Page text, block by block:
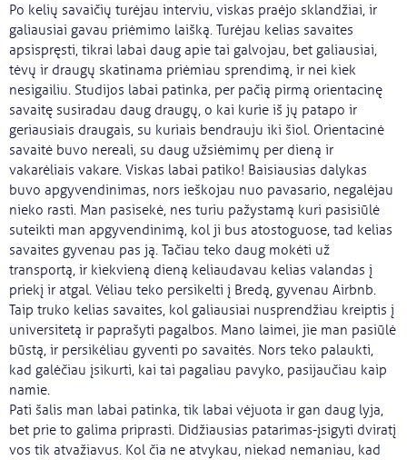
Po kelių savaičių turėjau interviu, viskas praėjo sklandžiai, ir
galiausiai gavau priėmimo laišką. Turėjau kelias savaites
apsispręsti, tikrai labai daug apie tai galvojau, bet galiausiai,
tėvų ir draugų skatinama priėmiau sprendimą, ir nei kiek
nesigailiu. Studijos labai patinka, per pačią pirmą orientacinę
savaitę susiradau daug draugų, o kai kurie iš jų patapo ir
geriausiais draugais, su kuriais bendrauju iki šiol. Orientacinė
savaitė buvo nereali, su daug užsiėmimų per dieną ir
vakarėliais vakare. Viskas labai patiko! Baisiausias dalykas
buvo apgyvendinimas, nors ieškojau nuo pavasario, negalėjau
nieko rasti. Man pasisekė, nes turiu pažystamą kuri pasisiūlė
suteikti man apgyvendinimą, kol ji bus atostoguose, tad kelias
savaites gyvenau pas ją. Tačiau teko daug mokėti už
transportą, ir kiekvieną dieną keliaudavau kelias valandas į
priekį ir atgal. Vėliau teko persikelti į Bredą, gyvenau Airbnb.
Taip truko kelias savaites, kol galiausiai nusprendžiau kreiptis į
universitetą ir paprašyti pagalbos. Mano laimei, jie man pasiūlė
būstą, ir persikėliau gyventi po savaitės. Nors teko palaukti,
kad galėčiau įsikurti, kai tai pagaliau pavyko, pasijaučiau kaip
namie.
Pati šalis man labai patinka, tik labai vėjuota ir gan daug lyja,
bet prie to galima priprasti. Didžiausias patarimas-įsigyti dviratį
vos tik atvažiavus. Kol čia ne atvykau, niekad nemaniau, kad